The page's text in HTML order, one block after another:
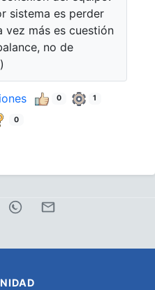
sistema es perder
vez más es cuestión
no de
0 1
0